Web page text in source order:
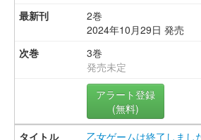
2巻
2024年10月29日 発売
3巻
発売未定
アラート登録
(無料)
乙女ゲームは終了しまし